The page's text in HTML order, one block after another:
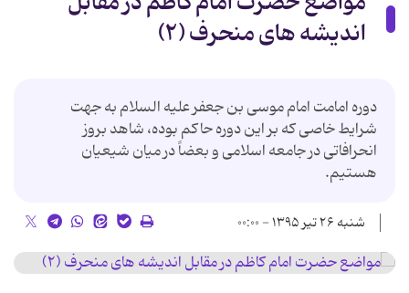
اندیشه های منحرف (۲)
دوره امامت امام موسی بن جعفر علیه السلام به جهت
شرایط خاصی که بر این دوره حاکم بوده، شاهد بروز
انحرافاتی در جامعه اسلامی و بعضاً در میان شیعیان
هستیم.
شنبه ۲۶ تیر ۱۳۹۵ - ۰۰:۰۰